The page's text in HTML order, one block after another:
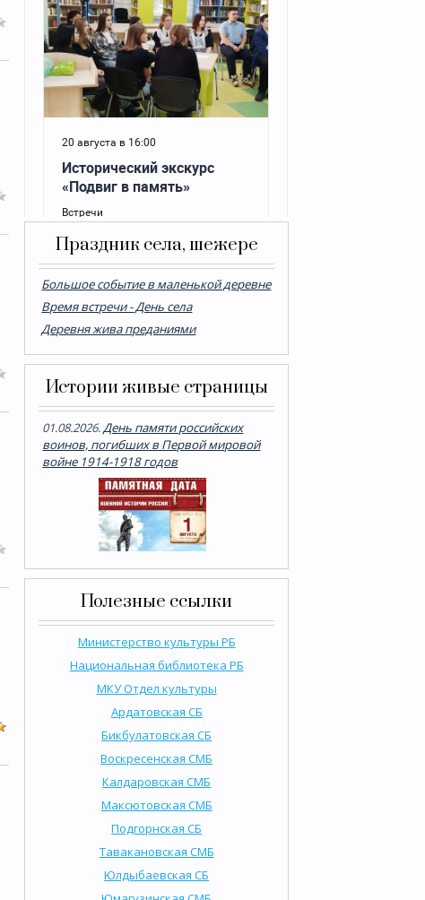
Праздник села, шежере
Большое событие в маленькой деревне
Время встречи - День села
Деревня жива преданиями
Истории живые страницы
01.08.2026.День памяти российских
воинов, погибших в Первой мировой
войне 1914-1918 годов
Полезные ссылки
Министерство культуры РБ
Национальная библиотека РБ
МКУ Отдел культуры
Ардатовская СБ
Бикбулатовская СБ
Воскресенская СМБ
Калдаровская СМБ
Максютовская СМБ
Подгорнская СБ
Тавакановская СМБ
Юлдыбаевская СБ